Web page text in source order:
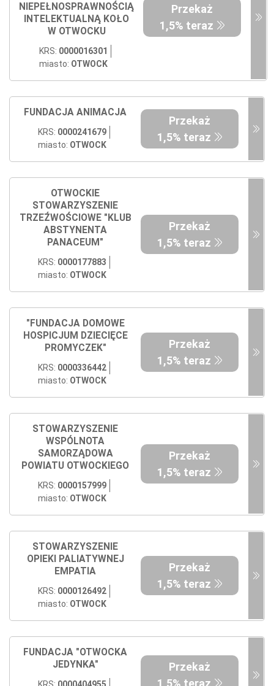
NIEPEŁNOSPRAWNOŚCIĄ
INTELEKTUALNĄ KOŁO
W OTWOCKU
KRS: 0000016301
miasto: OTWOCK
Przekaż
1,5% teraz
FUNDACJA ANIMACJA
KRS: 0000241679
miasto: OTWOCK
Przekaż
1,5% teraz
OTWOCKIE
STOWARZYSZENIE
TRZEŹWOŚCIOWE "KLUB
ABSTYNENTA
PANACEUM"
KRS: 0000177883
miasto: OTWOCK
Przekaż
1,5% teraz
"FUNDACJA DOMOWE
HOSPICJUM DZIECIĘCE
PROMYCZEK"
KRS: 0000336442
miasto: OTWOCK
Przekaż
1,5% teraz
STOWARZYSZENIE
WSPÓLNOTA
SAMORZĄDOWA
POWIATU OTWOCKIEGO
KRS: 0000157999
miasto: OTWOCK
Przekaż
1,5% teraz
STOWARZYSZENIE
OPIEKI PALIATYWNEJ
EMPATIA
KRS: 0000126492
miasto: OTWOCK
Przekaż
1,5% teraz
FUNDACJA "OTWOCKA
JEDYNKA"
Przekaż
1,5% teraz